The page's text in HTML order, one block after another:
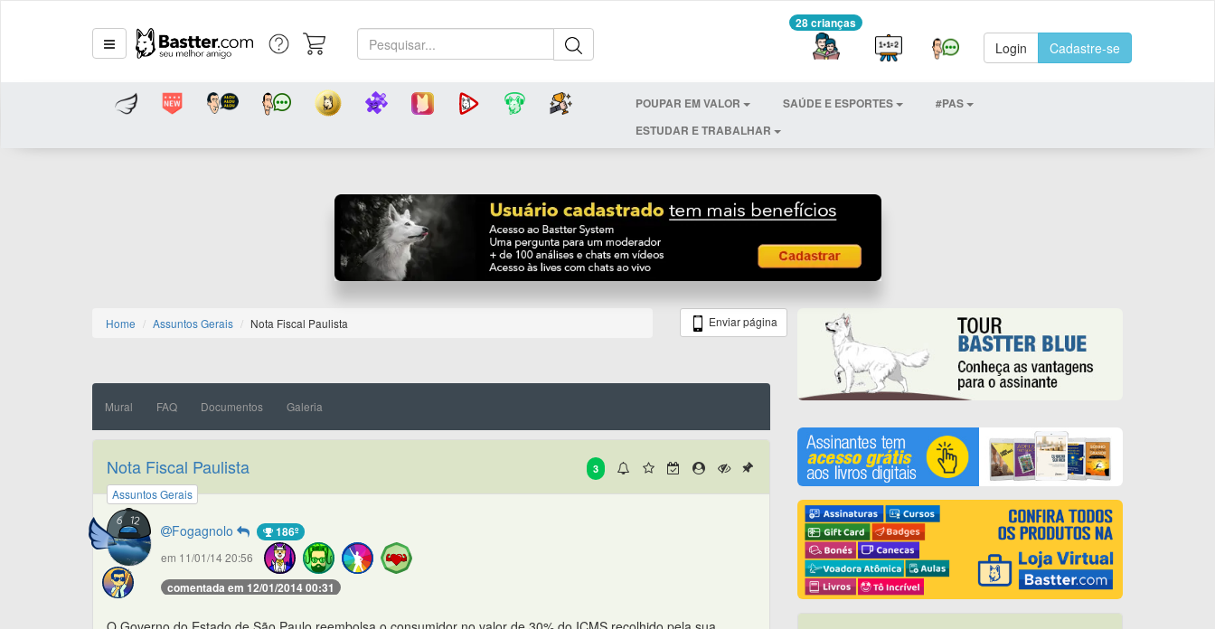
28 crianças
Login Cadastre-se
POUPAR EM VALOR SAÚDE E ESPORTES
#PAS
ESTUDAR E TRABALHAR
Home Assuntos Gerais Nota Fiscal Paulista Enviar página
Mural FAQ Documentos Galeria
3
Nota Fiscal Paulista
Assuntos Gerais
Fogagnolo 186º
em 11/01/14 20:56
comentada em 12/01/2014 00:31